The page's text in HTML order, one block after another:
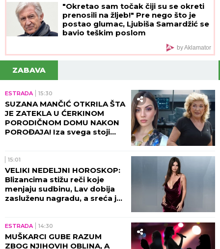
"Okretao sam točak čiji su se okreti
prenosili na žljeb!" Pre nego što je
postao glumac, Ljubiša Samardžić se
bavio teškim poslom
by Aklamator
ZABAVA
ESTRADA 15:30
SUZANA MANČIĆ OTKRILA ŠTA
JE ZATEKLA U ĆERKINOM
PORODIČNOM DOMU NAKON
POROĐAJA! Iza svega stoji
15:01
VELIKI NEDELJNI HOROSKOP:
Blizancima stižu reči koje
menjaju sudbinu, Lav dobija
zasluženu nagradu, a sreća je
ESTRADA 14:30
MUŠKARCI GUBE RAZUM
ZBOG NJIHOVIH OBLINA, A